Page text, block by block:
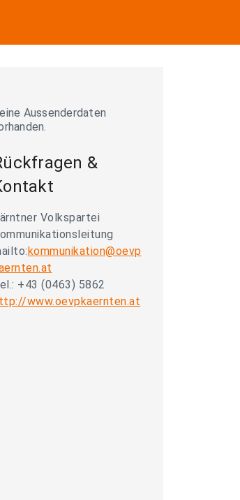
Aussenderdaten
&
Volkspartei
kommunikation@oevp
+43 (0463) 5862
www.oevpkaernten.at